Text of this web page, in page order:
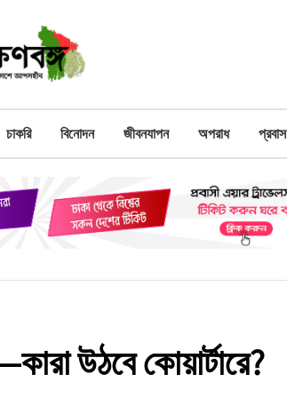
চাকরি বিনোদন জীবনযাপন অপরাধ প্রবাস
উঠবে কোয়ার্টারে?